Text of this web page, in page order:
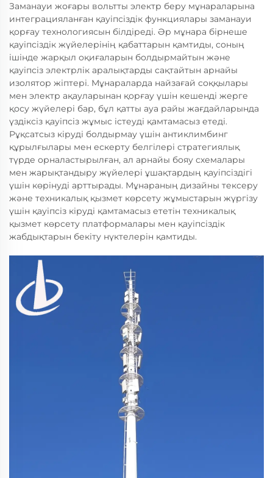
Заманауи жоғары вольтты электр беру мұнараларына
интеграцияланған қауіпсіздік функциялары заманауи
қорғау технологиясын білдіреді. Әр мұнара бірнеше
қауіпсіздік жүйелерінің қабаттарын қамтиды, соның
ішінде жарқыл оқиғаларын болдырмайтын және
қауіпсіз электрлік аралықтарды сақтайтын арнайы
изолятор жіптері. Мұнараларда найзағай соққылары
мен электр ақауларынан қорғау үшін кешенді жерге
қосу жүйелері бар, бұл қатты ауа райы жағдайларында
үздіксіз қауіпсіз жұмыс істеуді қамтамасыз етеді.
Рұқсатсыз кіруді болдырмау үшін антиклимбинг
құрылғылары мен ескерту белгілері стратегиялық
түрде орналастырылған, ал арнайы бояу схемалары
мен жарықтандыру жүйелері ұшақтардың қауіпсіздігі
үшін көрінуді арттырады. Мұнараның дизайны тексеру
және техникалық қызмет көрсету жұмыстарын жүргізу
үшін қауіпсіз кіруді қамтамасыз ететін техникалық
қызмет көрсету платформалары мен қауіпсіздік
жабдықтарын бекіту нүктелерін қамтиды.